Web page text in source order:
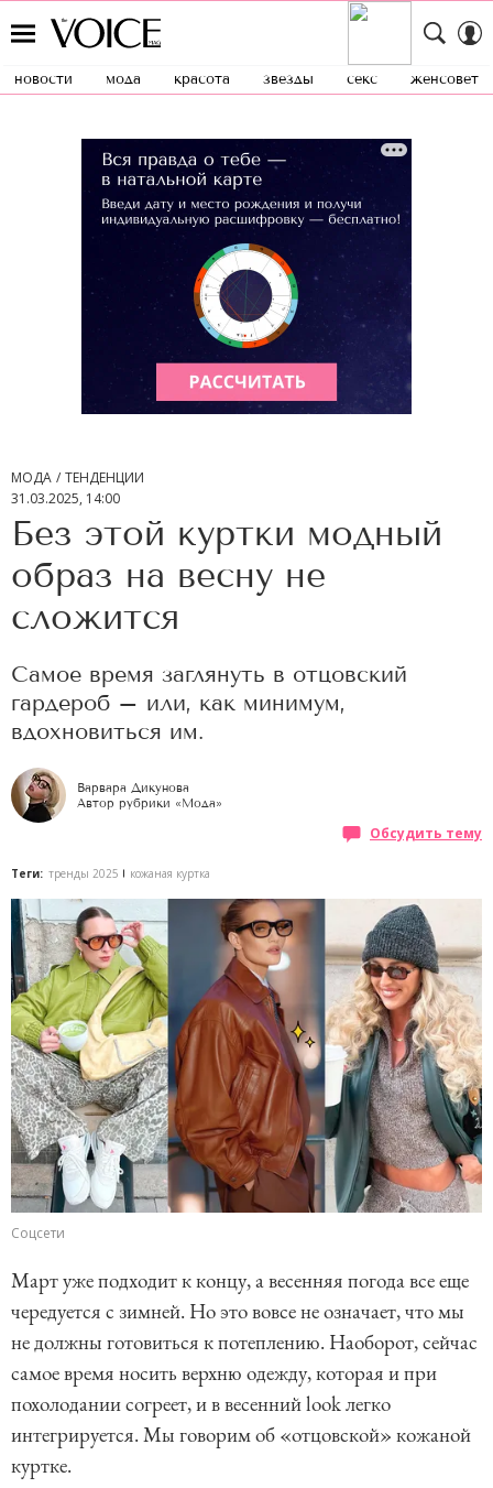
новости мода красота звезды секс женсовет
МОДА
ТЕНДЕНЦИИ
31.03.2025, 14:00
Без этой куртки модный
образ на весну не
сложится
Самое время заглянуть в отцовский
гардероб – или, как минимум,
вдохновиться им.
Варвара Дикунова
Автор рубрики «Мода»
Обсудить тему
Теги: тренды 2025 кожаная куртка
Соцсети
Март уже подходит к концу, а весенняя погода все еще
чередуется с зимней. Но это вовсе не означает, что мы
не должны готовиться к потеплению. Наоборот, сейчас
самое время носить верхню одежду, которая и при
похолодании согреет, и в весенний look легко
интегрируется. Мы говорим об «отцовской» кожаной
куртке.